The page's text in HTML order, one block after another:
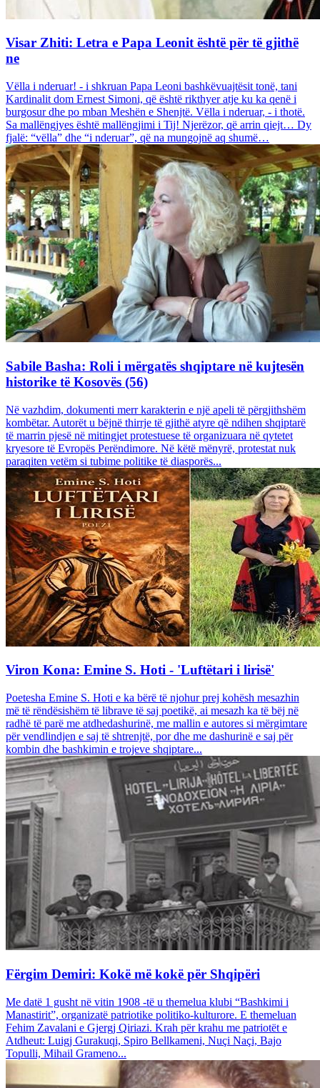
Visar Zhiti: Letra e Papa Leonit është për të gjithë
ne
Vëlla i nderuar! - i shkruan Papa Leoni bashkëvuajtësit tonë, tani
Kardinalit dom Ernest Simoni, që është rikthyer atje ku ka qenë i
burgosur dhe po mban Meshën e Shenjtë. Vëlla i nderuar, - i thotë.
Sa mallëngjyes është mallëngjimi i Tij! Njerëzor, që arrin qiejt… Dy
fjalë: “vëlla” dhe “i nderuar”, që na mungojnë aq shumë…
Sabile Basha: Roli i mërgatës shqiptare në kujtesën
historike të Kosovës (56)
Në vazhdim, dokumenti merr karakterin e një apeli të përgjithshëm
kombëtar. Autorët u bëjnë thirrje të gjithë atyre që ndihen shqiptarë
të marrin pjesë në mitingjet protestuese të organizuara në qytetet
kryesore të Evropës Perëndimore. Në këtë mënyrë, protestat nuk
paraqiten vetëm si tubime politike të diasporës...
Viron Kona: Emine S. Hoti - 'Luftëtari i lirisë'
Poetesha Emine S. Hoti e ka bërë të njohur prej kohësh mesazhin
më të rëndësishëm të librave të saj poetikë, ai mesazh ka të bëj në
radhë të parë me atdhedashurinë, me mallin e autores si mërgimtare
për vendlindjen e saj të shtrenjtë, por dhe me dashurinë e saj për
kombin dhe bashkimin e trojeve shqiptare...
Fërgim Demiri: Kokë më kokë për Shqipëri
Me datë 1 gusht në vitin 1908 -të u themelua klubi “Bashkimi i
Manastirit”, organizatë patriotike politiko-kulturore. E themeluan
Fehim Zavalani e Gjergj Qiriazi. Krah për krahu me patriotët e
Atdheut: Luigj Gurakuqi, Spiro Bellkameni, Nuçi Naçi, Bajo
Topulli, Mihail Grameno...